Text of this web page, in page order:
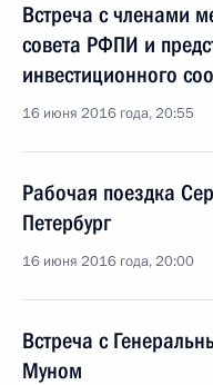
Встреча с членами
совета РФПИ и
инвестиционного
16 июня 2016 года, 20:55
Рабочая поездка
Петербург
16 июня 2016 года, 20:00
Встреча с
Муном